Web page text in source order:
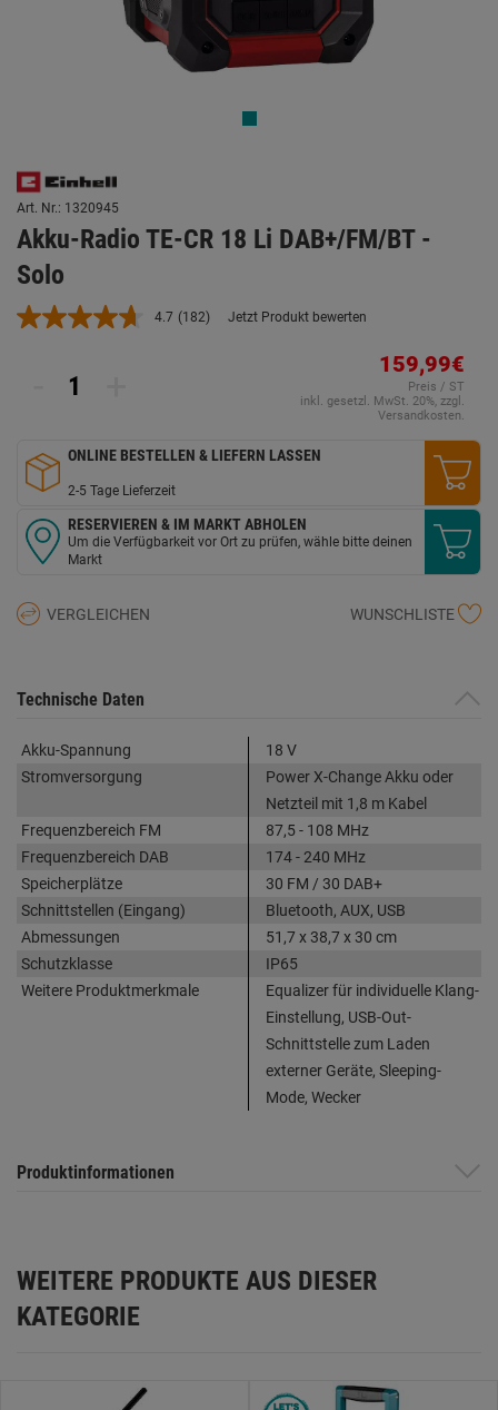
Art. Nr.: 1320945
Akku-Radio TE-CR 18 Li DAB+/FM/BT -
Solo
4.7 182
(182) Jetzt Produkt bewerten
159,99€
Preis / ST
inkl. gesetzl. MwSt. 20%, zzgl.
Versandkosten.
ONLINE BESTELLEN & LIEFERN LASSEN
2-5 Tage Lieferzeit
RESERVIEREN & IM MARKT ABHOLEN
Um die Verfügbarkeit vor Ort zu prüfen, wähle bitte deinen
Markt
VERGLEICHEN WUNSCHLISTE
Technische Daten
Akku-Spannung
18 V
Stromversorgung
Power X-Change Akku oder
Netzteil mit 1,8 m Kabel
Frequenzbereich FM
87,5 - 108 MHz
Frequenzbereich DAB
174 - 240 MHz
Speicherplätze
30 FM / 30 DAB+
Schnittstellen (Eingang)
Bluetooth, AUX, USB
Abmessungen
51,7 x 38,7 x 30 cm
Schutzklasse
IP65
Weitere Produktmerkmale
Equalizer für individuelle Klang-
Einstellung, USB-Out-
Schnittstelle zum Laden
externer Geräte, Sleeping-
Mode, Wecker
Produktinformationen
WEITERE PRODUKTE AUS DIESER
KATEGORIE